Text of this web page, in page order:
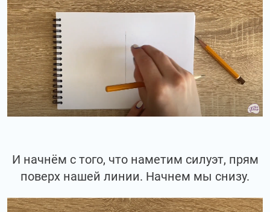
И начнём с того, что наметим силуэт, прям
поверх нашей линии. Начнем мы снизу.